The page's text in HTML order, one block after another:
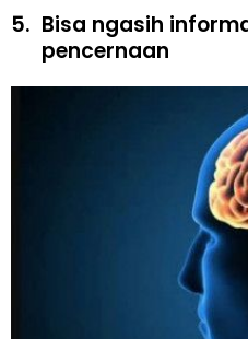
5. Bisa ngasih
pencernaan